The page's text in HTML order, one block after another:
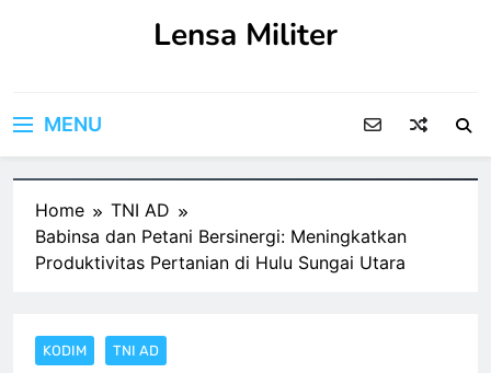
Lensa Militer
MENU
Home
TNI AD
Babinsa dan Petani Bersinergi: Meningkatkan
Produktivitas Pertanian di Hulu Sungai Utara
KODIM TNI AD